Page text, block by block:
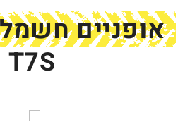
T7S